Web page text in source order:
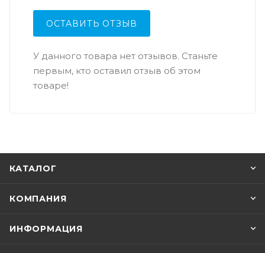
ОСТАВИТЬ ОТЗЫВ
У данного товара нет отзывов. Станьте
первым, кто оставил отзыв об этом
товаре!
КАТАЛОГ
КОМПАНИЯ
ИНФОРМАЦИЯ